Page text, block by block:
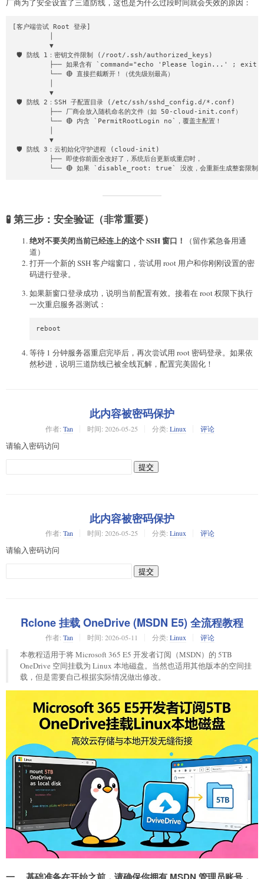
fi
#
#
cloud-init clean 2>/dev/null
systemctl restart sshd || systemctl restart ssh
# 6. 设置并激活你的 Root 密码
#    ⚠️ 提示：请将下面的 "你的新密码" 替换为你实际想设置的密码
#
echo "root:你的新密码" | chpasswd
厂商为了安全设置了三道防线，这也是为什么过段时间就会失效的原因：
[客户端尝试 Root 登录]
         ▼
🛡️ 防线 1：密钥文件限制 (/root/.ssh/authorized_keys)
├── 如果含有 `command="echo 'Please login...' ; exit
         └── 🔴 直接拦截断开！（优先级别最高）
         ▼
🛡️ 防线 2：SSH 子配置目录 (/etc/ssh/sshd_config.d/*.conf)
         ├── 厂商会放入随机命名的文件（如 50-cloud-init.conf）
         └── 🔴 内含 `PermitRootLogin no`，覆盖主配置！
         ▼
🛡️ 防线 3：云初始化守护进程 (cloud-init)
         ├── 即使你前面全改好了，系统后台更新或重启时，
└── 🔴 如果 `disable_root: true` 没改，会重新生成整套限制
🧪 第三步：安全验证（非常重要）
绝对不要关闭当前已经连上的这个 SSH 窗口！
（留作紧急备用通
道）
打开一个新的 SSH 客户端窗口，尝试用 root 用户和你刚刚设置的密
码进行登录。
如果新窗口登录成功，说明当前配置有效。接着在 root 权限下执行
一次重启服务器测试：
reboot
等待 1 分钟服务器重启完毕后，再次尝试用 root 密码登录。如果依
然秒进，说明三道防线已被全线瓦解，配置完美固化！
此内容被密码保护
作者: Tan 时间: 2026-05-25 分类: Linux 评论
请输入密码访问
此内容被密码保护
作者: Tan 时间: 2026-05-25 分类: Linux 评论
请输入密码访问
Rclone 挂载 OneDrive (MSDN E5) 全流程教程
作者: Tan 时间: 2026-05-11 分类: Linux 评论
本教程适用于将 Microsoft 365 E5 开发者订阅（MSDN）的 5TB
OneDrive 空间挂载为 Linux 本地磁盘。当然也适用其他版本的空间挂
载，但是需要自己根据实际情况做出修改。